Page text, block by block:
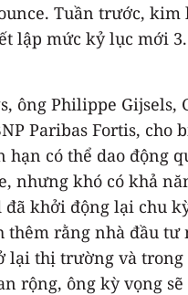
Tuần trước,
lập mức kỷ lục mới
ông Philippe Gijsels,
Paribas Fortis, cho
hạn có thể dao động
nhưng khó có khả
đã khởi động lại chu
thêm rằng nhà đầu tư
lại thị trường và trong
rộng, ông kỳ vọng sẽ